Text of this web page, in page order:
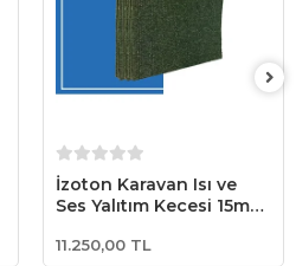
İzoton Karavan Isı ve
Ses Yalıtım Keçesi 15mm
35m²)
11.250,00 TL